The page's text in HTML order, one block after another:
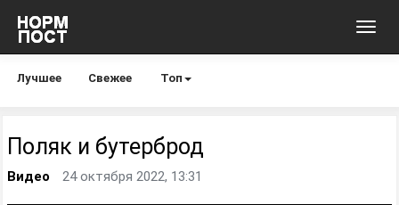
Лучшее Свежее Топ
Поляк и бутерброд
Видео 24 октября 2022, 13:31